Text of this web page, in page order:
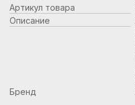
Артикул товара
Описание
Бренд